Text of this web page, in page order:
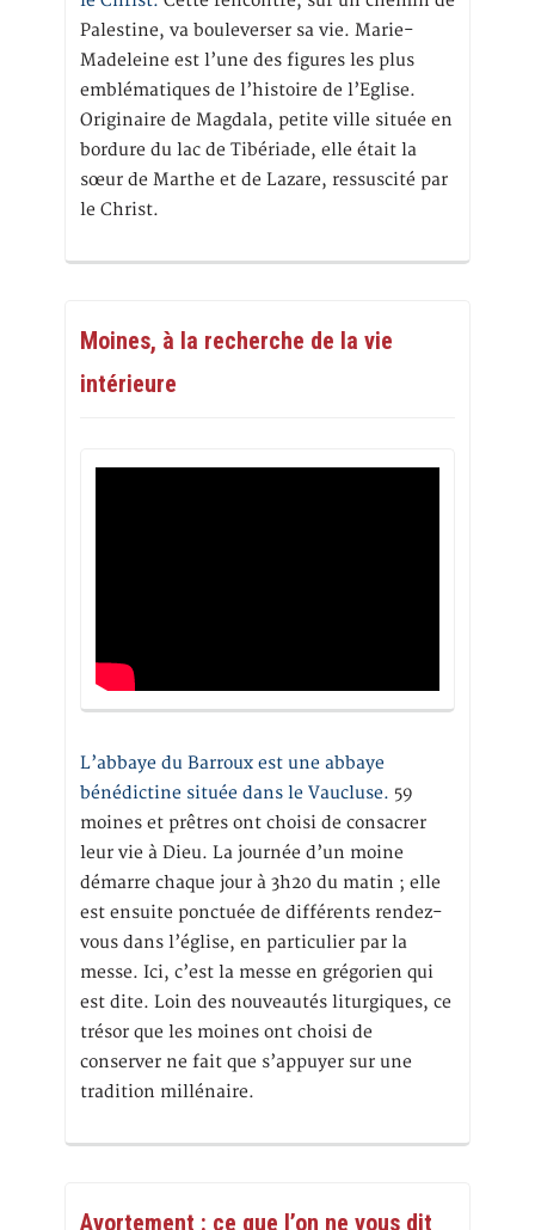
Palestine, va bouleverser sa vie. Marie-
Madeleine est l’une des figures les plus
emblématiques de l’histoire de l’Eglise.
Originaire de Magdala, petite ville située en
bordure du lac de Tibériade, elle était la
sœur de Marthe et de Lazare, ressuscité par
le Christ.
Moines, à la recherche de la vie
intérieure
L’abbaye du Barroux est une abbaye
bénédictine située dans le Vaucluse. 59
moines et prêtres ont choisi de consacrer
leur vie à Dieu. La journée d’un moine
démarre chaque jour à 3h20 du matin ; elle
est ensuite ponctuée de différents rendez-
vous dans l’église, en particulier par la
messe. Ici, c’est la messe en grégorien qui
est dite. Loin des nouveautés liturgiques, ce
trésor que les moines ont choisi de
conserver ne fait que s’appuyer sur une
tradition millénaire.
Avortement : ce que l’on ne vous dit